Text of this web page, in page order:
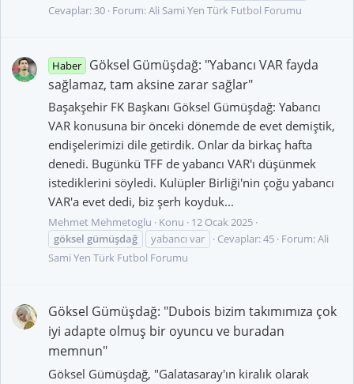
Cevaplar: 30 Forum:Ali Sami Yen Türk Futbol Forumu
Haber
Göksel Gümüşdağ: "Yabancı VAR fayda
sağlamaz, tam aksine zarar sağlar"
Başakşehir FK Başkanı Göksel Gümüşdağ: Yabancı
VAR konusuna bir önceki dönemde de evet demiştik,
endişelerimizi dile getirdik. Onlar da birkaç hafta
denedi. Bugünkü TFF de yabancı VAR'ı düşünmek
istediklerini söyledi. Kulüpler Birliği'nin çoğu yabancı
VAR'a evet dedi, biz şerh koyduk...
Mehmet Mehmetoglu Konu
12 Ocak 2025
göksel gümüşdağ yabancı var Cevaplar: 45 Forum:Ali
Sami Yen Türk Futbol Forumu
Göksel Gümüşdağ: "Dubois bizim takımımıza çok
iyi adapte olmuş bir oyuncu ve buradan
memnun"
Göksel Gümüşdağ, "Galatasaray'ın kiralık olarak